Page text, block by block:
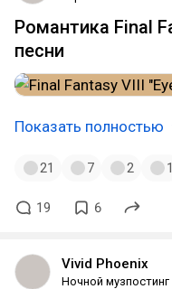
Романтика Final
песни
Показать полностью
21 7 2 1
19 6
Vivid Phoenix
Ночной музпостинг